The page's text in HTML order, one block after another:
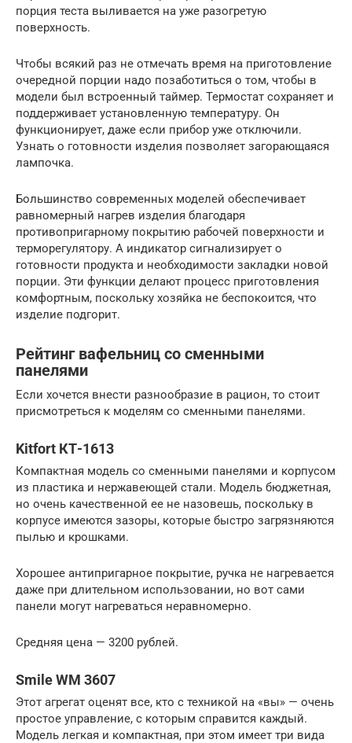
порция теста выливается на уже разогретую
поверхность.
Чтобы всякий раз не отмечать время на приготовление
очередной порции надо позаботиться о том, чтобы в
модели был встроенный таймер. Термостат сохраняет и
поддерживает установленную температуру. Он
функционирует, даже если прибор уже отключили.
Узнать о готовности изделия позволяет загорающаяся
лампочка.
Большинство современных моделей обеспечивает
равномерный нагрев изделия благодаря
противопригарному покрытию рабочей поверхности и
терморегулятору. А индикатор сигнализирует о
готовности продукта и необходимости закладки новой
порции. Эти функции делают процесс приготовления
комфортным, поскольку хозяйка не беспокоится, что
изделие подгорит.
Рейтинг вафельниц со сменными
панелями
Если хочется внести разнообразие в рацион, то стоит
присмотреться к моделям со сменными панелями.
Kitfort КТ-1613
Компактная модель со сменными панелями и корпусом
из пластика и нержавеющей стали. Модель бюджетная,
но очень качественной ее не назовешь, поскольку в
корпусе имеются зазоры, которые быстро загрязняются
пылью и крошками.
Хорошее антипригарное покрытие, ручка не нагревается
даже при длительном использовании, но вот сами
панели могут нагреваться неравномерно.
Средняя цена — 3200 рублей.
Smile WM 3607
Этот агрегат оценят все, кто с техникой на «вы» — очень
простое управление, с которым справится каждый.
Модель легкая и компактная, при этом имеет три вида